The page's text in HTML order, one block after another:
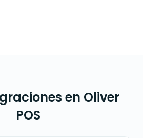
en Oliver
POS